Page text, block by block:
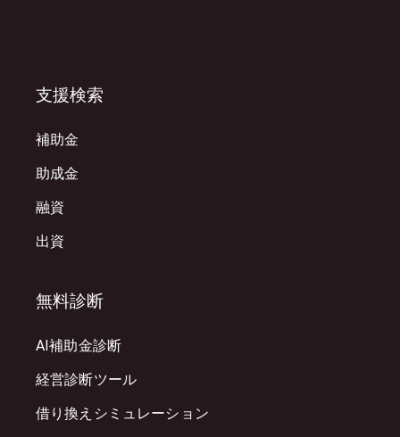
支援検索
補助金
助成金
融資
出資
無料診断
AI補助金診断
経営診断ツール
借り換えシミュレーション